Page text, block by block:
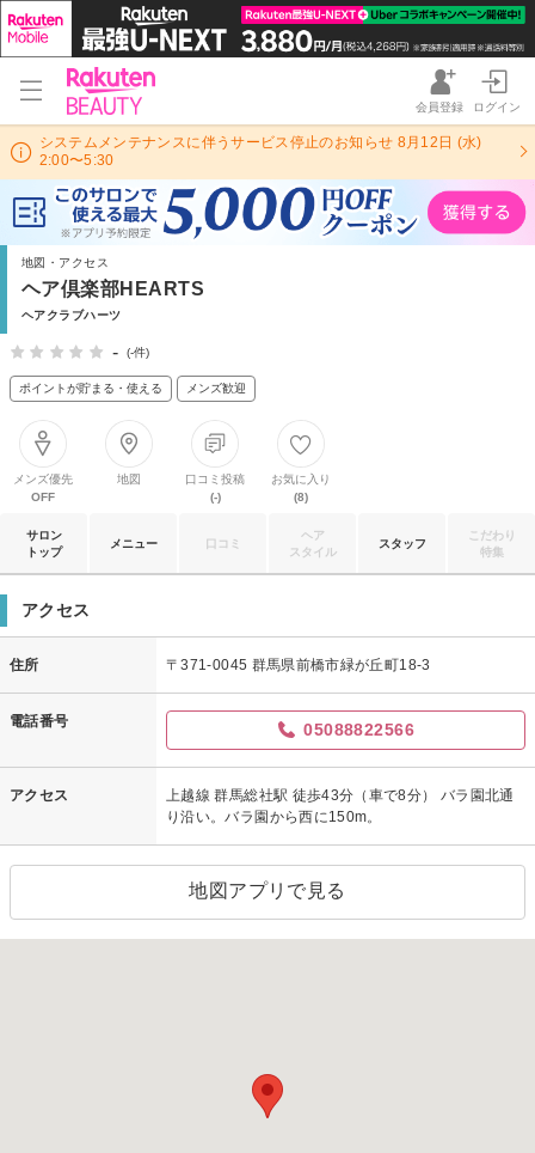
会員登録 ログイン
システムメンテナンスに伴うサービス停止のお知らせ 8月12日 (水)
2:00〜5:30
地図・アクセス
ヘア倶楽部HEARTS
ヘアクラブハーツ
- (-件)
ポイントが貯まる・使える メンズ歓迎
メンズ優先
OFF
地図
口コミ投稿
(-)
お気に入り
(8)
サロン
トップ
メニュー 口コミ
ヘア
スタイル
スタッフ
こだわり
特集
アクセス
住所 〒371-0045 群馬県前橋市緑が丘町18-3
電話番号 05088822566
アクセス
上越線 群馬総社駅 徒歩43分（車で8分） バラ園北通
り沿い。バラ園から西に150m。
地図アプリで見る